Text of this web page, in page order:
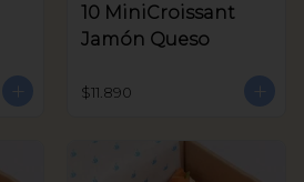
10 MiniCroissant
Jamón Queso
$11.890